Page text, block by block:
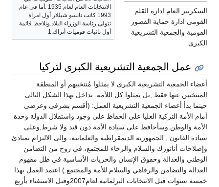
الانتخابات العام لعام 1935 .أما في عام
1993 كانت تانسو شيللار أول امراة
تتولى رئاسة الوزراء البلاد.ونلاحظ قائمة
أول نائبات قوميات أتراك.1
السكرتير العام ادارة القلم
القومى ادارة حماية القصور
القومية والجمعية التشريعية
الكبرى
عمل الجمعية التشريعية الكبرى لتركيا
أعضاء الجمعية التشريعية الكبرى لا يمثلوا مُنتخبيهم أو المنطقة
المنتخبين عنها فقط ,بل يمثلوا كل اللأمة. تداخل بهذا الشكل التالى
حينما بدأ أعضاء الجمعية التشريعية العمل: (أقسم بشرفى وعرضى
أمام الأمة التركية العليا على الحفاظ على وجود واستقلال الدولة وحدة
الأمة والوطن.وسأحافظ على سيادة الأمة دون قيد ولا شرط,وعلى
سيادة القانون , الجمهورية الديمقراطية والعلمانية، وإلى الالتزام بمبادئ
وإصلاحات أتاتورك والسلام والرخاء للمجتمع، في روح من التضامن
الوطني والعدالة وحقوق الإنسان والحريات الأساسية في ظل مفهوم
العدالة والتضامن والرفاهي والسلام للأمة والمجتمع.) اعتمد العمل بهذا
خمسة سنوات قبل الانتخابات البرلمانية لعام2007وقبل الاستفتاء بأربع